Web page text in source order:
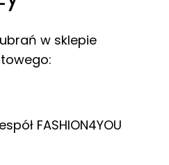
w sklepie
FASHION4YOU